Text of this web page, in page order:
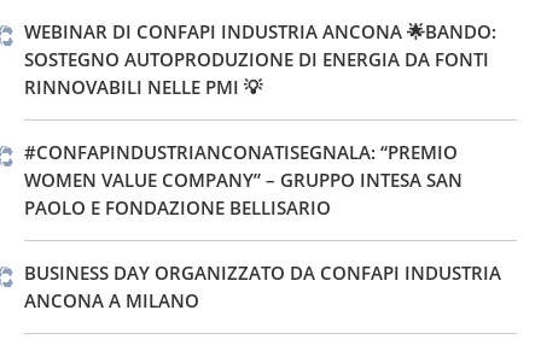
WEBINAR DI CONFAPI INDUSTRIA ANCONA 🌟BANDO:
SOSTEGNO AUTOPRODUZIONE DI ENERGIA DA FONTI
RINNOVABILI NELLE PMI 💡
#CONFAPINDUSTRIANCONATISEGNALA: “PREMIO
WOMEN VALUE COMPANY” – GRUPPO INTESA SAN
PAOLO E FONDAZIONE BELLISARIO
BUSINESS DAY ORGANIZZATO DA CONFAPI INDUSTRIA
ANCONA A MILANO